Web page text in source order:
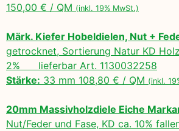
150,00 € / QM (inkl. 19% MwSt.)
Märk. Kiefer Hobeldielen, Nut +
getrocknet, Sortierung Natur KD
2% lieferbar Art. 1130032258
Stärke: 33 mm 108,80 € / QM (inkl.
20mm Massivholzdiele Eiche
Nut/Feder und Fase, KD ca. 10%